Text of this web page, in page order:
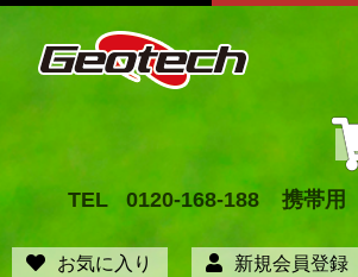
TEL 0120-168-188 携帯用
お気に入り 新規会員登録